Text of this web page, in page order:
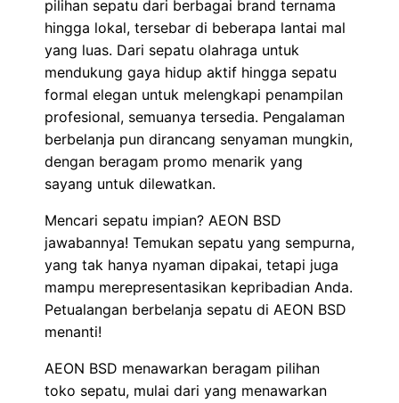
pilihan sepatu dari berbagai brand ternama
hingga lokal, tersebar di beberapa lantai mal
yang luas. Dari sepatu olahraga untuk
mendukung gaya hidup aktif hingga sepatu
formal elegan untuk melengkapi penampilan
profesional, semuanya tersedia. Pengalaman
berbelanja pun dirancang senyaman mungkin,
dengan beragam promo menarik yang
sayang untuk dilewatkan.
Mencari sepatu impian? AEON BSD
jawabannya! Temukan sepatu yang sempurna,
yang tak hanya nyaman dipakai, tetapi juga
mampu merepresentasikan kepribadian Anda.
Petualangan berbelanja sepatu di AEON BSD
menanti!
AEON BSD menawarkan beragam pilihan
toko sepatu, mulai dari yang menawarkan